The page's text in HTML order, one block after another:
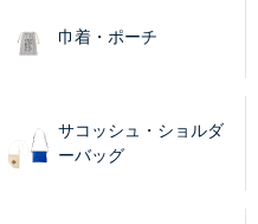
巾着・ポーチ
サコッシュ・ショルダ
ーバッグ